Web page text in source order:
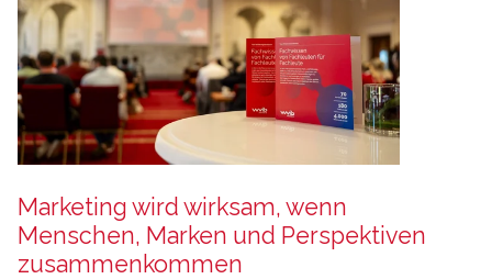
Marketing wird wirksam, wenn
Menschen, Marken und Perspektiven
zusammenkommen